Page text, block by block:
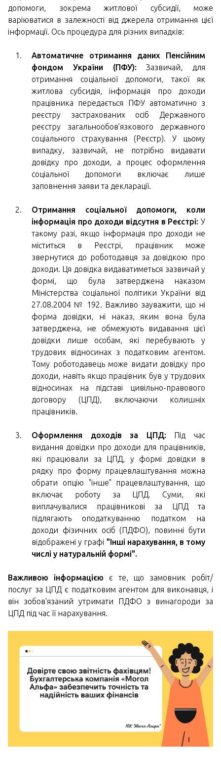
допомоги, зокрема житлової субсидії, може
варіюватися в залежності від джерела отримання цієї
інформації. Ось процедура для різних випадків:
Автоматичне отримання даних Пенсійним
фондом України (ПФУ): Зазвичай, для
отримання соціальної допомоги, такої як
житлова субсидія, інформація про доходи
працівника передається ПФУ автоматично з
реєстру застрахованих осіб Державного
реєстру загальнообов’язкового державного
соціального страхування (Реєстр). У цьому
випадку, зазвичай, не потрібно видавати
довідку про доходи, а процес оформлення
соціальної допомоги включає лише
заповнення заяви та декларації.
Отримання соціальної допомоги, коли
інформація про доходи відсутня в Реєстрі: У
такому разі, якщо інформація про доходи не
міститься в Реєстрі, працівник може
звернутися до роботодавця за довідкою про
доходи. Ця довідка видаватиметься зазвичай у
формі, що була затверджена наказом
Міністерства соціальної політики України від
27.08.2004 № 192. Важливо зауважити, що ні
форма довідки, ні наказ, яким вона була
затверджена, не обмежують видавання цієї
довідки лише особам, які перебувають у
трудових відносинах з податковим агентом.
Тому роботодавець може видати довідку про
доходи, навіть якщо працівник був у трудових
відносинах на підставі цивільно-правового
договору (ЦПД), включаючи колишніх
працівників.
Оформлення доходів за ЦПД: Під час
видання довідки про доходи для працівників,
які працювали за ЦПД, у формі довідки в
рядку про форму працевлаштування можна
обрати опцію "інше" працевлаштування, що
включає роботу за ЦПД. Суми, які
виплачувалися працівникові за ЦПД та
підлягають оподаткуванню податком на
доходи фізичних осіб (ПДФО), повинні бути
відображені у графі "Інші нарахування, в тому
числі у натуральній формі".
Важливою інформацією є те, що замовник робіт/
послуг за ЦПД є податковим агентом для виконавця, і
він зобов'язаний утримати ПДФО з винагороди за
ЦПД під час її нарахування.